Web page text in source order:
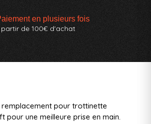
en plusieurs fois
partir de 100€ d'achat
remplacement pour trottinette
pour une meilleure prise en main.